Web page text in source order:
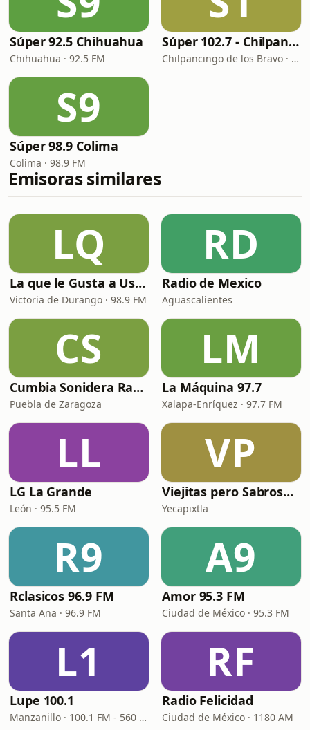
Súper 92.5 Chihuahua
Chihuahua · 92.5 FM
Súper 102.7 - Chilpancingo
Chilpancingo de los Bravo · 102.7 FM - 680 AM
S9
Súper 98.9 Colima
Colima · 98.9 FM
Emisoras similares
LQ
La que le Gusta a Usted
Victoria de Durango · 98.9 FM
RD
Radio de Mexico
Aguascalientes
CS
Cumbia Sonidera Radio
Puebla de Zaragoza
LM
La Máquina 97.7
Xalapa-Enríquez · 97.7 FM
LL
LG La Grande
León · 95.5 FM
VP
Viejitas pero Sabrosas Radio
Yecapixtla
R9
Rclasicos 96.9 FM
Santa Ana · 96.9 FM
A9
Amor 95.3 FM
Ciudad de México · 95.3 FM
L1
Lupe 100.1
Manzanillo · 100.1 FM - 560 AM
RF
Radio Felicidad
Ciudad de México · 1180 AM